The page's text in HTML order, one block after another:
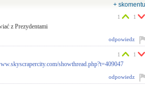
+
z Prezydentami
1 1
odpowiedz
showthread.php?t=409047
1 1
odpowiedz